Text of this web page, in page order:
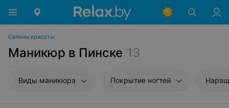
Салоны красоты
Маникюр в Пинске 13
Виды маникюра Покрытие ногтей